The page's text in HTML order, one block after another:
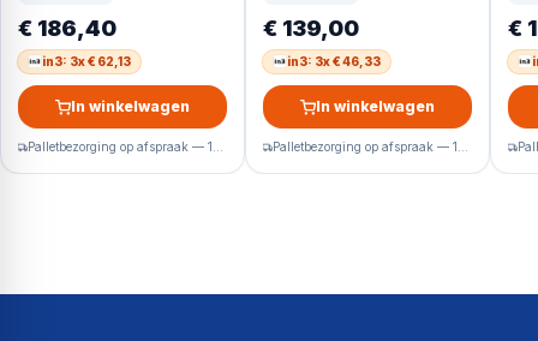
Energieklasse D – 85
Liter
€ 186,40
in3: 3x € 62,13
In winkelwagen
Tafelmodel
€ 139,00
in3: 3x € 46,33
In winkelwagen
€